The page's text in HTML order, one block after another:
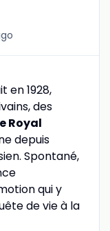
en 1928,
des
Royal
depuis
Spontané,
qui y
de vie à la